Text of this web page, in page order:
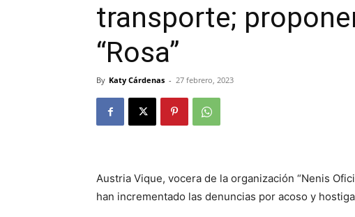
transporte;
“Rosa”
By Katy Cárdenas - 27 febrero, 2023
Austria Vique, vocera de la organización “Nenis
han incrementado las denuncias por acoso y